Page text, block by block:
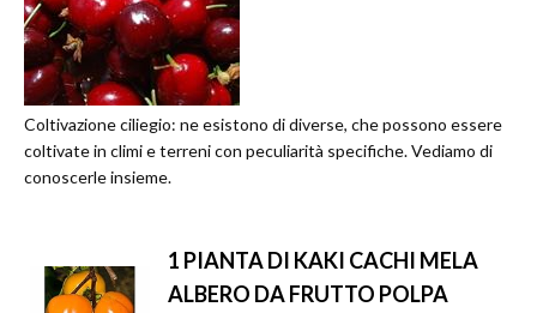
Coltivazione ciliegio: ne esistono di diverse, che possono essere
coltivate in climi e terreni con peculiarità specifiche. Vediamo di
conoscerle insieme.
1 PIANTA DI KAKI CACHI MELA
ALBERO DA FRUTTO POLPA